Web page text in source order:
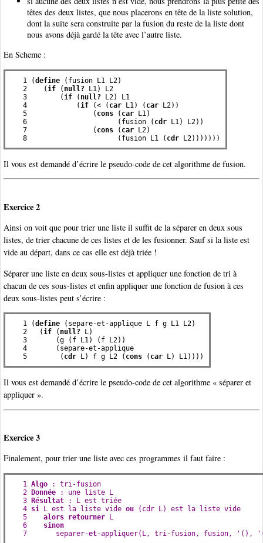
têtes des deux listes, que nous placerons en tête de la liste solution,
dont la suite sera construite par la fusion du reste de la liste dont
nous avons déjà gardé la tête avec l’autre liste.
En Scheme :
   1 (
define (fusion L1 L2)
   2    (
if ( null? L1) L2
   3        (
if ( null? L2) L1
   4            (
if (< ( car L1) ( car L2))
   5                (
cons ( car L1)
   6                      (fusion (
cdr L1) L2))
   7                (
cons ( car L2)
   8                      (fusion L1 (
cdr L2)))))))
Il vous est demandé d’écrire le pseudo-code de cet algorithme de fusion.
Exercice 2
Ainsi on voit que pour trier une liste il suffit de la séparer en deux sous
listes, de trier chacune de ces listes et de les fusionner. Sauf si la liste est
vide au départ, dans ce cas elle est déjà triée !
Séparer une liste en deux sous-listes et appliquer une fonction de tri à
chacun de ces sous-listes et enfin appliquer une fonction de fusion à ces
deux sous-listes peut s’écrire :
   1 (
define (separe-et-applique L f g L1 L2)
   2   (
if ( null? L)
   3       (g (f L1) (f L2))
   4       (separe-et-applique
   5        (
cdr L) f g L2 ( cons ( car L) L1))))
Il vous est demandé d’écrire le pseudo-code de cet algorithme « séparer et
appliquer ».
Exercice 3
Finalement, pour trier une liste avec ces programmes il faut faire :
   1
Algo : tri-fusion
   2
Donnée : une liste L
   3
Résultat : L est triée
   4
si L est la liste vide ou (cdr L) est la liste vide
   5
alors retourner L
   6
sinon
   7       separer-
et-appliquer(L, tri-fusion, fusion, '(),